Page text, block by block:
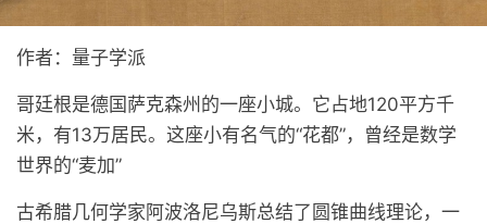
作者：量子学派
哥廷根是德国萨克森州的一座小城。它占地120平方千
米，有13万居民。这座小有名气的“花都”，曾经是数学
世界的“麦加”
古希腊几何学家阿波洛尼乌斯总结了圆锥曲线理论，一